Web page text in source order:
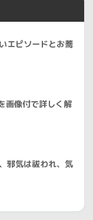
エピソードとお蕎
画像付で詳しく解
邪気は祓われ、気